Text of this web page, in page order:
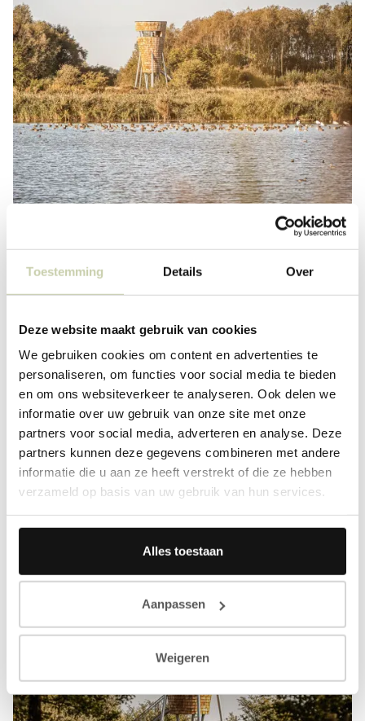
Toestemming Details Over
Deze website maakt gebruik van cookies
We gebruiken cookies om content en advertenties te
personaliseren, om functies voor social media te bieden
en om ons websiteverkeer te analyseren. Ook delen we
informatie over uw gebruik van onze site met onze
partners voor social media, adverteren en analyse. Deze
partners kunnen deze gegevens combineren met andere
informatie die u aan ze heeft verstrekt of die ze hebben
verzameld op basis van uw gebruik van hun services.
Alles toestaan
Aanpassen
Weigeren